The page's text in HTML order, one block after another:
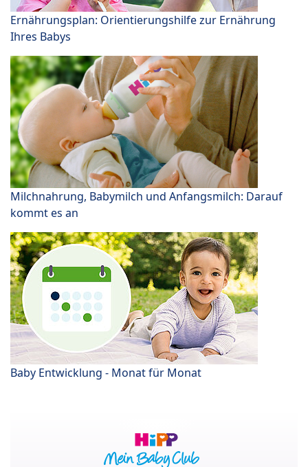
Ernährungsplan: Orientierungshilfe zur Ernährung
Ihres Babys
Milchnahrung, Babymilch und Anfangsmilch: Darauf
kommt es an
Baby Entwicklung - Monat für Monat